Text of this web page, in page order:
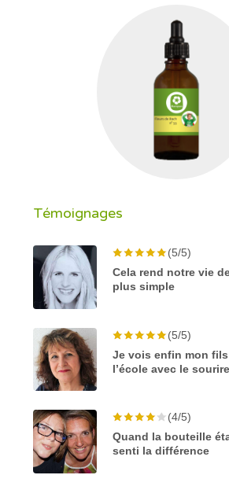
Témoignages
(5/5)
Cela rend notre vie
plus simple
(5/5)
Je vois enfin mon
l’école avec le sourire
(4/5)
Quand la bouteille
senti la différence